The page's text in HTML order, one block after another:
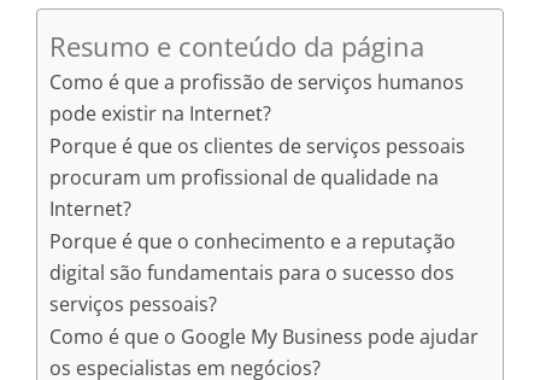
Resumo e conteúdo da página
Como é que a profissão de serviços humanos
pode existir na Internet?
Porque é que os clientes de serviços pessoais
procuram um profissional de qualidade na
Internet?
Porque é que o conhecimento e a reputação
digital são fundamentais para o sucesso dos
serviços pessoais?
Como é que o Google My Business pode ajudar
os especialistas em negócios?